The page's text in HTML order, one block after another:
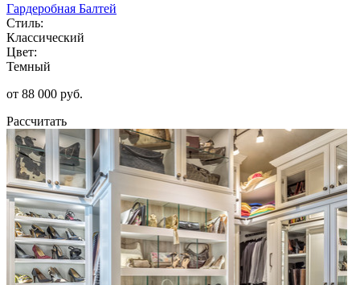
Гардеробная Балтей
Стиль:
Классический
Цвет:
Темный
от 88 000 руб.
Рассчитать